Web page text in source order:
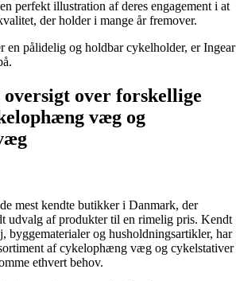
perfekt illustration af deres engagement i at
der holder i mange år fremover.
en pålidelig og holdbar cykelholder, er Ingear
over forskellige
væg og
mest kendte butikker i Danmark, der
udvalg af produkter til en rimelig pris. Kendt
og husholdningsartikler, har
af cykelophæng væg og cykelstativer
ethvert behov.